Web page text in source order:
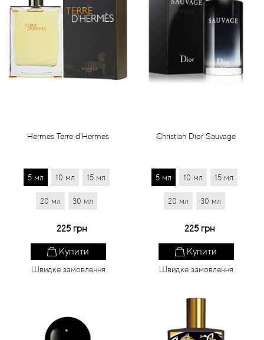
Hermes Terre d`Hermes
5 мл 10 мл 15 мл
20 мл 30 мл
225 грн
Купити
Швидке замовлення
Christian Dior Sauvage
5 мл 10 мл 15 мл
20 мл 30 мл
225 грн
Купити
Швидке замовлення